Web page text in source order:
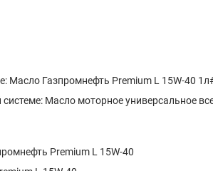
Масло Газпромнефть Premium L 15W-40
Масло моторное универсальное
Premium L 15W-40